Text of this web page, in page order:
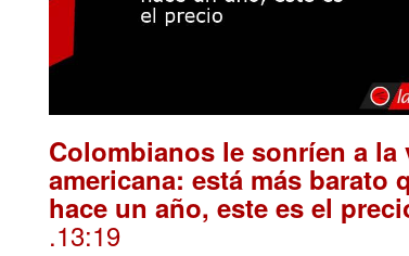
Colombianos le sonríen a la
americana: está más barato
hace un año, este es el
.13:19